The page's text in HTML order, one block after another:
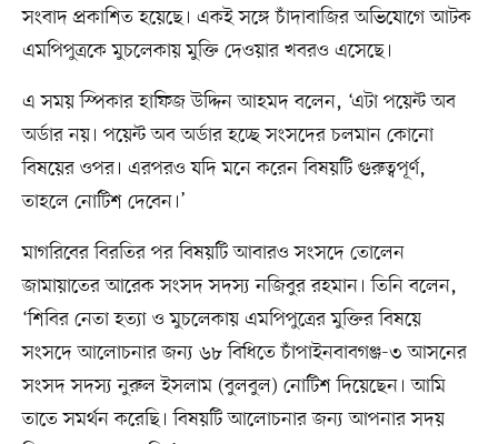
সংবাদ প্রকাশিত হয়েছে। একই সঙ্গে চাঁদাবাজির অভিযোগে আটক
এমপিপুত্রকে মুচলেকায় মুক্তি দেওয়ার খবরও এসেছে।
এ সময় স্পিকার হাফিজ উদ্দিন আহমদ বলেন, ‘এটা পয়েন্ট অব
অর্ডার নয়। পয়েন্ট অব অর্ডার হচ্ছে সংসদের চলমান কোনো
বিষয়ের ওপর। এরপরও যদি মনে করেন বিষয়টি গুরুত্বপূর্ণ,
তাহলে নোটিশ দেবেন।’
মাগরিবের বিরতির পর বিষয়টি আবারও সংসদে তোলেন
জামায়াতের আরেক সংসদ সদস্য নজিবুর রহমান। তিনি বলেন,
‘শিবির নেতা হত্যা ও মুচলেকায় এমপিপুত্রের মুক্তির বিষয়ে
সংসদে আলোচনার জন্য ৬৮ বিধিতে চাঁপাইনবাবগঞ্জ-৩ আসনের
সংসদ সদস্য নুরুল ইসলাম (বুলবুল) নোটিশ দিয়েছেন। আমি
তাতে সমর্থন করেছি। বিষয়টি আলোচনার জন্য আপনার সদয়